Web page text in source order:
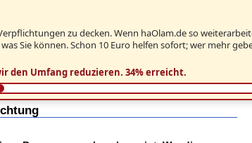
zu decken. Wenn haOlam.de so
Sie können. Schon 10 Euro helfen sofort; wer mehr
den Umfang reduzieren. 34% erreicht.